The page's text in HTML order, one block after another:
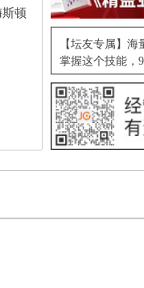
斯顿
【坛友专属】
掌握这个技能，